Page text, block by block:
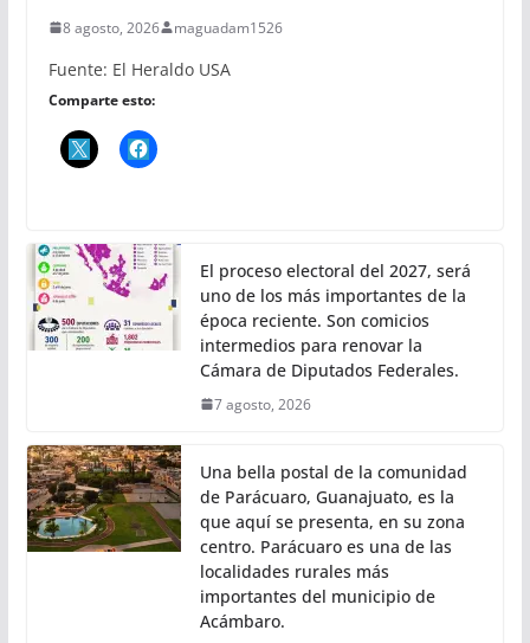
8 agosto, 2026 maguadam1526
Fuente: El Heraldo USA
Comparte esto:
El proceso electoral del 2027, será
uno de los más importantes de la
época reciente. Son comicios
intermedios para renovar la
Cámara de Diputados Federales.
7 agosto, 2026
Una bella postal de la comunidad
de Parácuaro, Guanajuato, es la
que aquí se presenta, en su zona
centro. Parácuaro es una de las
localidades rurales más
importantes del municipio de
Acámbaro.